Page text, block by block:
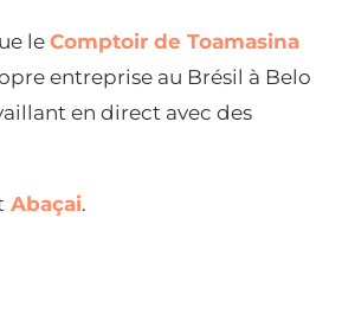
le Comptoir de Toamasina
entreprise au Brésil à Belo
en direct avec des
Abaçai.